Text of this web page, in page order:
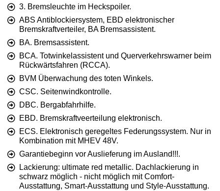
3. Bremsleuchte im Heckspoiler.
ABS Antiblockiersystem, EBD elektronischer
Bremskraftverteiler, BA Bremsassistent.
BA. Bremsassistent.
BCA. Totwinkelassistent und Querverkehrswarner beim
Rückwärtsfahren (RCCA).
BVM Überwachung des toten Winkels.
CSC. Seitenwindkontrolle.
DBC. Bergabfahrhilfe.
EBD. Bremskraftveerteilung elektronisch.
ECS. Elektronisch geregeltes Federungssystem. Nur in
Kombination mit MHEV 48V.
Garantiebeginn vor Auslieferung im Ausland!!!.
Lackierung: ultimate red metallic. Dachlackierung in
schwarz möglich - nicht möglich mit Comfort-
Ausstattung, Smart-Ausstattung und Style-Ausstattung.